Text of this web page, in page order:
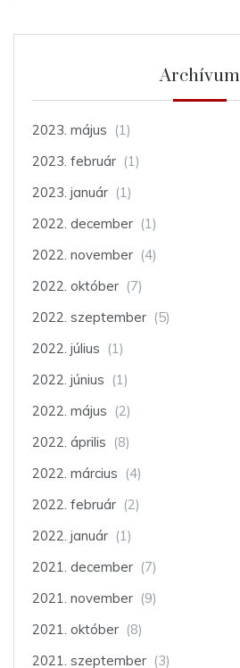
Archívum
2023. május (1)
2023. február (1)
2023. január (1)
2022. december (1)
2022. november (4)
2022. október (7)
2022. szeptember (5)
2022. július (1)
2022. június (1)
2022. május (2)
2022. április (8)
2022. március (4)
2022. február (2)
2022. január (1)
2021. december (7)
2021. november (9)
2021. október (8)
2021. szeptember (3)